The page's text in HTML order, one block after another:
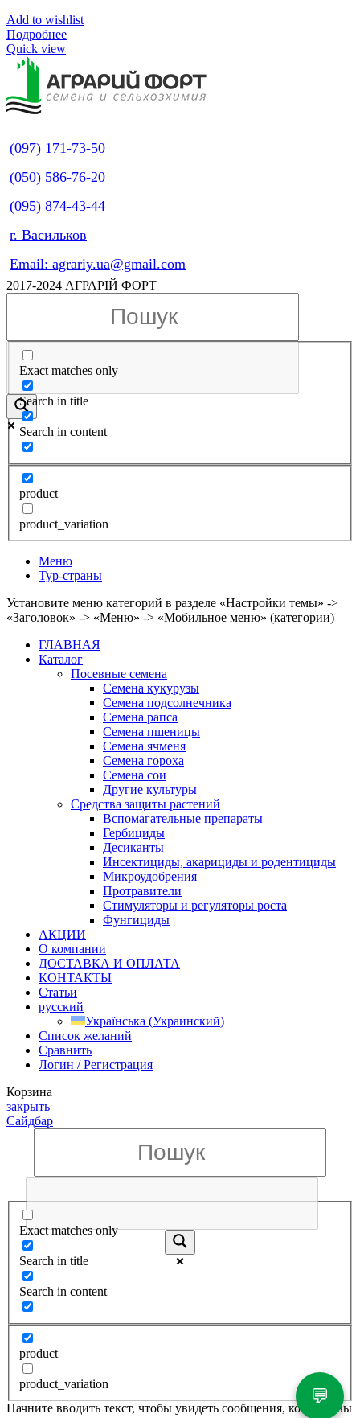
Add to wishlist
Подробнее
Quick view
(097) 171-73-50
(050) 586-76-20
(095) 874-43-44
г. Васильков
Email: agrariy.ua@gmail.com
2017-2024 АГРАРІЙ ФОРТ
Exact matches only
Search in title
Search in content
product
product_variation
Меню
Тур-страны
Установите меню категорий в разделе «Настройки темы» ->
«Заголовок» -> «Меню» -> «Мобильное меню» (категории)
ГЛАВНАЯ
Каталог
Посевные семена
Семена кукурузы
Семена подсолнечника
Семена рапса
Семена пшеницы
Семена ячменя
Семена гороха
Семена сои
Другие культуры
Средства защиты растений
Вспомагательные препараты
Гербициды
Десиканты
Инсектициды, акарициды и родентициды
Микроудобрения
Протравители
Стимуляторы и регуляторы роста
Фунгициды
АКЦИИ
О компании
ДОСТАВКА И ОПЛАТА
КОНТАКТЫ
Статьи
русский
Українська (Украинский)
Список желаний
Сравнить
Логин / Регистрация
Корзина
закрыть
Сайдбар
Exact matches only
Search in title
Search in content
product
product_variation
Начните вводить текст, чтобы увидеть сообщения, которые вы
💬